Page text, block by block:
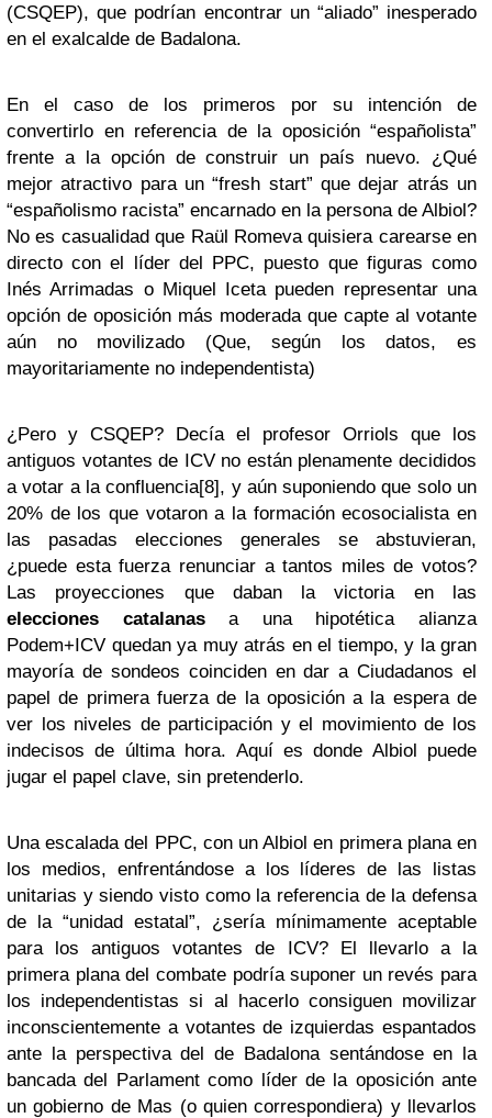
(CSQEP), que podrían encontrar un “aliado” inesperado
en el exalcalde de Badalona.
En el caso de los primeros por su intención de
convertirlo en referencia de la oposición “españolista”
frente a la opción de construir un país nuevo. ¿Qué
mejor atractivo para un “fresh start” que dejar atrás un
“españolismo racista” encarnado en la persona de Albiol?
No es casualidad que Raül Romeva quisiera carearse en
directo con el líder del PPC, puesto que figuras como
Inés Arrimadas o Miquel Iceta pueden representar una
opción de oposición más moderada que capte al votante
aún no movilizado (Que, según los datos, es
mayoritariamente no independentista)
¿Pero y CSQEP? Decía el profesor Orriols que los
antiguos votantes de ICV no están plenamente decididos
a votar a la confluencia[8], y aún suponiendo que solo un
20% de los que votaron a la formación ecosocialista en
las pasadas elecciones generales se abstuvieran,
¿puede esta fuerza renunciar a tantos miles de votos?
Las proyecciones que daban la victoria en las
elecciones catalanasa una hipotética alianza
Podem+ICV quedan ya muy atrás en el tiempo, y la gran
mayoría de sondeos coinciden en dar a Ciudadanos el
papel de primera fuerza de la oposición a la espera de
ver los niveles de participación y el movimiento de los
indecisos de última hora. Aquí es donde Albiol puede
jugar el papel clave, sin pretenderlo.
Una escalada del PPC, con un Albiol en primera plana en
los medios, enfrentándose a los líderes de las listas
unitarias y siendo visto como la referencia de la defensa
de la “unidad estatal”, ¿sería mínimamente aceptable
para los antiguos votantes de ICV? El llevarlo a la
primera plana del combate podría suponer un revés para
los independentistas si al hacerlo consiguen movilizar
inconscientemente a votantes de izquierdas espantados
ante la perspectiva del de Badalona sentándose en la
bancada del Parlament como líder de la oposición ante
un gobierno de Mas (o quien correspondiera) y llevarlos